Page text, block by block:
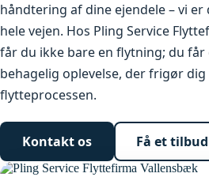
håndtering af dine ejendele – vi
hele vejen. Hos Pling Service
får du ikke bare en flytning; du får
behagelig oplevelse, der frigør
flytteprocessen.
Kontakt os Få et tilbud